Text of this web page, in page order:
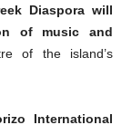
Diaspora will
of music and
of the island’s
International